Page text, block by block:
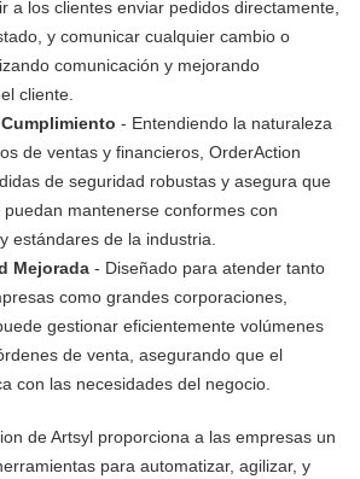
a los clientes enviar pedidos directamente,
y comunicar cualquier cambio o
comunicación y mejorando
cliente.
- Entendiendo la naturaleza
de ventas y financieros, OrderAction
de seguridad robustas y asegura que
puedan mantenerse conformes con
estándares de la industria.
Mejorada - Diseñado para atender tanto
como grandes corporaciones,
gestionar eficientemente volúmenes
de venta, asegurando que el
con las necesidades del negocio.
de Artsyl proporciona a las empresas un
para automatizar, agilizar, y